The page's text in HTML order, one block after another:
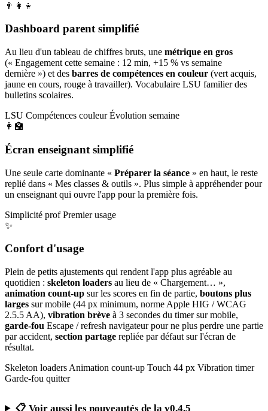
👨‍👩‍👧
Dashboard parent simplifié
Au lieu d'un tableau de chiffres bruts, une métrique en gros
(« Engagement cette semaine : 12 min, +15 % vs semaine
dernière ») et des barres de compétences en couleur (vert acquis,
jaune en cours, rouge à travailler). Vocabulaire LSU familier des
bulletins scolaires.
LSU Compétences couleur Évolution semaine
👩‍🏫
Écran enseignant simplifié
Une seule carte dominante « Préparer la séance » en haut, le reste
replié dans « Mes classes & outils ». Plus simple à appréhender pour
un enseignant qui ouvre l'app pour la première fois.
Simplicité prof Premier usage
✨
Confort d'usage
Plein de petits ajustements qui rendent l'app plus agréable au
quotidien : skeleton loaders au lieu de « Chargement… »,
animation count-up sur les scores en fin de partie, boutons plus
larges sur mobile (44 px minimum, norme Apple HIG / WCAG
2.5.5 AA), vibration brève à 3 secondes du timer sur mobile,
garde-fou Escape / refresh navigateur pour ne plus perdre une partie
par accident, section partage repliée par défaut sur l'écran de
résultat.
Skeleton loaders Animation count-up Touch 44 px Vibration timer
Garde-fou quitter
📋 Voir aussi les nouveautés de la v0.4.5